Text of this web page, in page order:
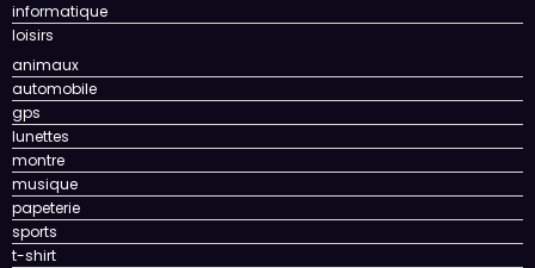
informatique
loisirs
animaux
automobile
gps
lunettes
montre
musique
papeterie
sports
t-shirt